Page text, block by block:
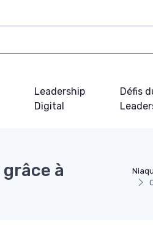
Leadership
Digital
Défis
à